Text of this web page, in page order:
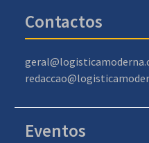
Contactos
Eventos